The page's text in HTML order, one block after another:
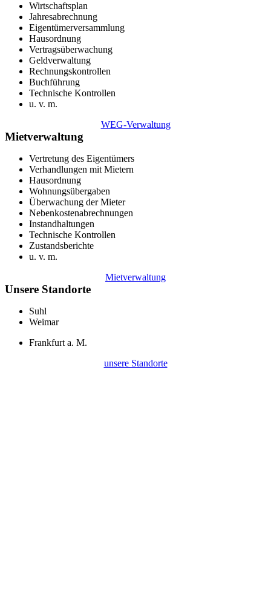
Wirtschaftsplan
Jahresabrechnung
Eigentümerversammlung
Hausordnung
Vertragsüberwachung
Geldverwaltung
Rechnungskontrollen
Buchführung
Technische Kontrollen
u. v. m.
WEG-Verwaltung
Mietverwaltung
Vertretung des Eigentümers
Verhandlungen mit Mietern
Hausordnung
Wohnungsübergaben
Überwachung der Mieter
Nebenkostenabrechnungen
Instandhaltungen
Technische Kontrollen
Zustandsberichte
u. v. m.
Mietverwaltung
Unsere Standorte
Suhl
Weimar
Frankfurt a. M.
unsere Standorte